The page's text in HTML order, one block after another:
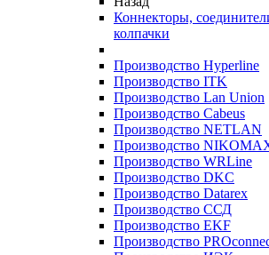
Коннекторы,
колпачки
Производство Hyperline
Производство ITK
Производство Lan Union
Производство Cabeus
Производство NETLAN
Производство
Производство WRLine
Производство DKC
Производство Datarex
Производство ССД
Производство EKF
Производство